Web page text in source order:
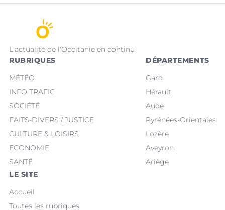
L'actualité de l'Occitanie en continu
RUBRIQUES
MÉTÉO
INFO TRAFIC
SOCIÉTÉ
FAITS-DIVERS / JUSTICE
CULTURE & LOISIRS
ECONOMIE
SANTÉ
DÉPARTEMENTS
Gard
Hérault
Aude
Pyrénées-Orientales
Lozère
Aveyron
Ariège
LE SITE
Accueil
Toutes les rubriques